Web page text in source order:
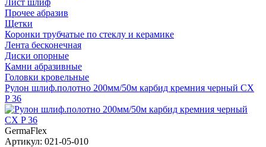
Лист шлиф
Прочее абразив
Щетки
Коронки трубчатые по стеклу и керамике
Лента бесконечная
Диски опорные
Камни абразивные
Головки кровельные
Рулон шлиф.полотно 200мм/50м карбид кремния черный CX
P 36
GermaFlex
Артикул: 021-05-010